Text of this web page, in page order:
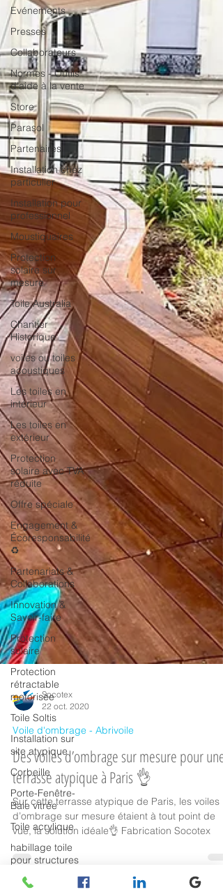
Evénements
Presses
Collaborateurs
Normes - Outils
d'aide à la vente
Store
Parasol
Partenaires
Installation chez
particulier
Installation pour
professionnel
Moustiquaires
Protection
solaire sur
mesure
Toile Australia
Chantier
Historique
voiles ou toiles
acoustiques
Les toiles en
intérieur
Les toiles en
extérieur
Protection
solaire avec TVA
réduite
Offre spéciale
Engagement &
Écoresponsabilité
♻️
Partenariats &
Collaborations
Innovation &
Savoir-faire
Protection
solaire
Protection
rétractable
motorisée
Toile Soltis
Installation sur
site atypique
Corbeille
Porte-Fenêtre-
Baie vitrée
Toile acrylique
habillage toile
pour structures
Rentoilage
Socotex
22 oct. 2020
Voile d'ombrage - Abrivoile
Des voiles d’ombrage sur mesure pour une
terrasse atypique à Paris 👌
Sur cette terrasse atypique de Paris, les voiles
d’ombrage sur mesure étaient à tout point de
vue, la solution idéale👌 Fabrication Socotex